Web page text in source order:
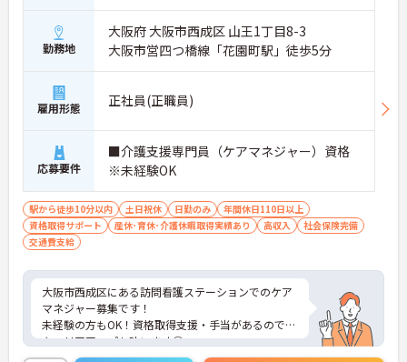
勤務地
大阪府 大阪市西成区 山王1丁目8-3
大阪市営四つ橋線「花園町駅」徒歩5分
雇用形態 正社員(正職員)
応募要件
■介護支援専門員（ケアマネジャー）資格
※未経験OK
駅から徒歩10分以内 土日祝休 日勤のみ
年間休日110日以上
資格取得サポート
産休･育休･介護休暇取得実績あり 高収入
社会保険完備
交通費支給
大阪市西成区にある訪問看護ステーションでのケア
マネジャー募集です！
未経験の方もOK！資格取得支援・手当があるので、
キャリアアップも叶います◎
土日祝休みのため、しっかり休めます！